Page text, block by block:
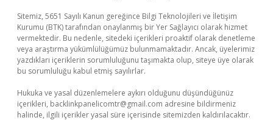
Sitemiz, 5651 Sayılı Kanun gereğince Bilgi Teknolojileri ve İletişim
Kurumu (BTK) tarafından onaylanmış bir Yer Sağlayıcı olarak hizmet
vermektedir. Bu nedenle, sitedeki içerikleri proaktif olarak denetleme
veya araştırma yükümlülüğümüz bulunmamaktadır. Ancak, üyelerimiz
yazdıkları içeriklerin sorumluluğunu taşımakta olup, siteye üye olarak
bu sorumluluğu kabul etmiş sayılırlar.
Hukuka ve yasal düzenlemelere aykırı olduğunu düşündüğünüz
içerikleri, backlinkpanelicomtr@gmail.com adresine bildirmeniz
halinde, ilgili içerikler yasal süre içerisinde sitemizden kaldırılacaktır.